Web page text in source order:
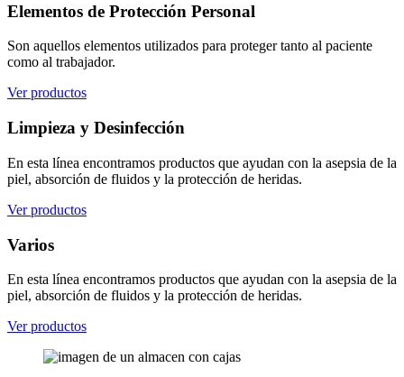
Elementos de Protección Personal
Son aquellos elementos utilizados para proteger tanto al paciente
como al trabajador.
Ver productos
Limpieza y Desinfección
En esta línea encontramos productos que ayudan con la asepsia de la
piel, absorción de fluidos y la protección de heridas.
Ver productos
Varios
En esta línea encontramos productos que ayudan con la asepsia de la
piel, absorción de fluidos y la protección de heridas.
Ver productos